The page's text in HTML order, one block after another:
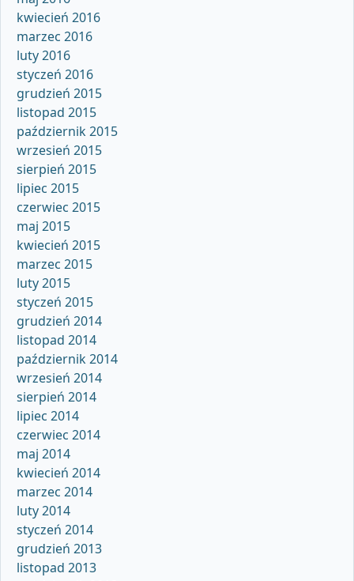
kwiecień 2016
marzec 2016
luty 2016
styczeń 2016
grudzień 2015
listopad 2015
październik 2015
wrzesień 2015
sierpień 2015
lipiec 2015
czerwiec 2015
maj 2015
kwiecień 2015
marzec 2015
luty 2015
styczeń 2015
grudzień 2014
listopad 2014
październik 2014
wrzesień 2014
sierpień 2014
lipiec 2014
czerwiec 2014
maj 2014
kwiecień 2014
marzec 2014
luty 2014
styczeń 2014
grudzień 2013
listopad 2013